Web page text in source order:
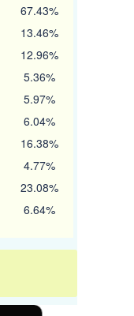
67.43%
13.46%
12.96%
5.36%
5.97%
6.04%
16.38%
4.77%
23.08%
6.64%